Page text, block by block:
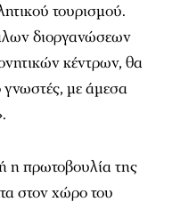
τουρισμού.
διοργανώσεων
κέντρων, θα
γνωστές, με άμεσα
η πρωτοβουλία της
στον χώρο του